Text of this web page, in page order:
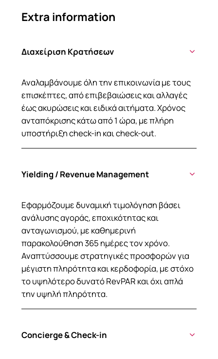
Extra information
Διαχείριση Κρατήσεων
Αναλαμβάνουμε όλη την επικοινωνία με τους
επισκέπτες, από επιβεβαιώσεις και αλλαγές
έως ακυρώσεις και ειδικά αιτήματα. Χρόνος
ανταπόκρισης κάτω από 1 ώρα, με πλήρη
υποστήριξη check-in και check-out.
Yielding / Revenue Management
Εφαρμόζουμε δυναμική τιμολόγηση βάσει
ανάλυσης αγοράς, εποχικότητας και
ανταγωνισμού, με καθημερινή
παρακολούθηση 365 ημέρες τον χρόνο.
Αναπτύσσουμε στρατηγικές προσφορών για
μέγιστη πληρότητα και κερδοφορία, με στόχο
το υψηλότερο δυνατό RevPAR και όχι απλά
την υψηλή πληρότητα.
Concierge & Check-in